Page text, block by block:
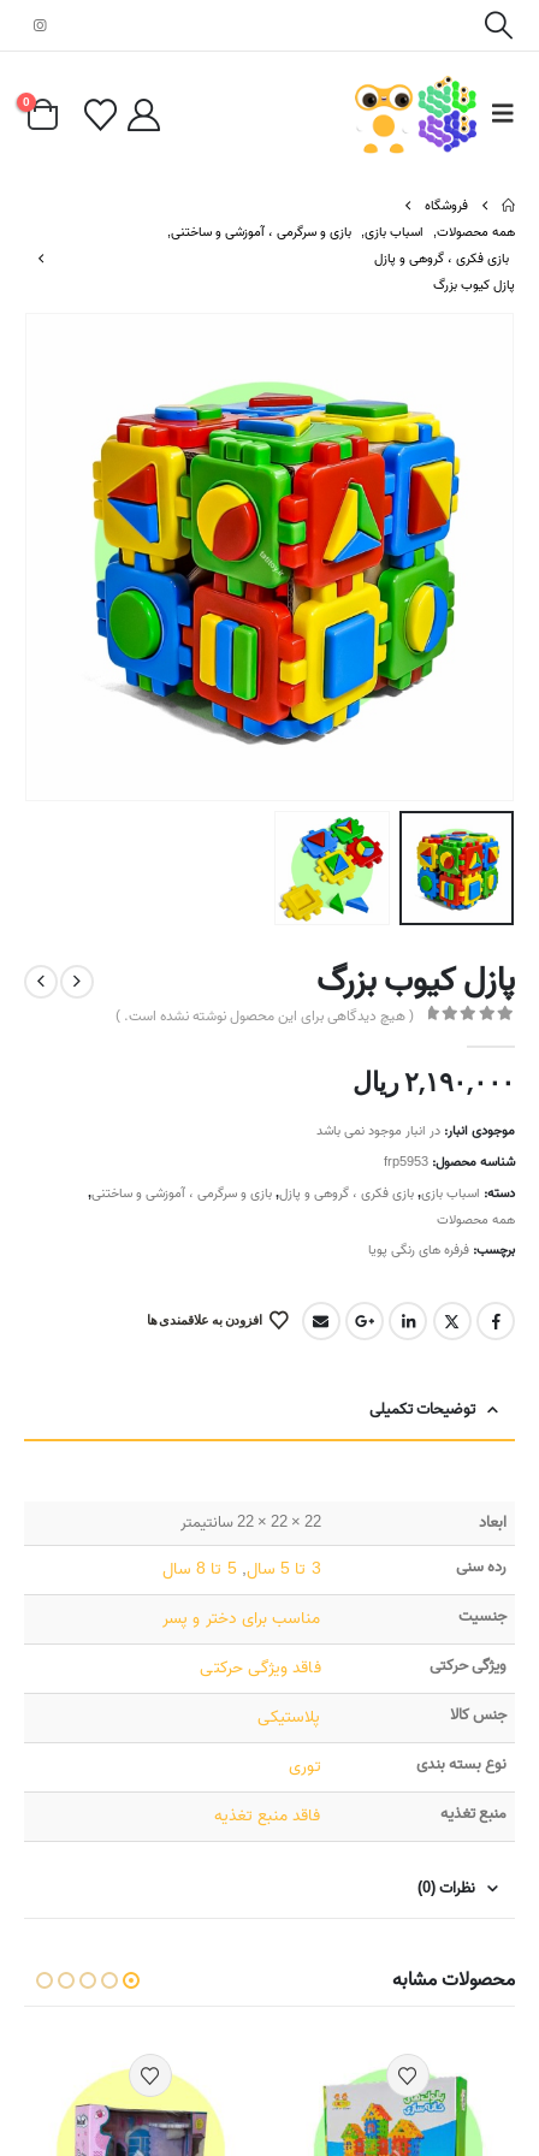
0
فروشگاه
همه محصولات, اسباب بازی, بازی و سرگرمی ، آموزشی و ساختنی,
بازی فکری ، گروهی و پازل
پازل کیوب بزرگ
پازل کیوب بزرگ
( هیچ دیدگاهی برای این محصول نوشته نشده است. )
۲,۱۹۰,۰۰۰ریال
موجودی انبار: در انبار موجود نمی باشد
شناسه محصول: frp5953
دسته: اسباب بازی,بازی فکری ، گروهی و پازل,بازی و سرگرمی ، آموزشی و ساختنی,
همه محصولات
برچسب: فرفره های رنگی پویا
افزودن به علاقمندی ها
توضیحات تکمیلی
ابعاد
22 × 22 × 22 سانتیمتر
رده سنی
3 تا 5 سال ,5 تا 8 سال
جنسیت مناسب برای دختر و پسر
ویژگی حرکتی فاقد ویژگی حرکتی
جنس کالا پلاستیکی
نوع بسته بندی توری
منبع تغذیه فاقد منبع تغذیه
نظرات (0)
محصولات مشابه